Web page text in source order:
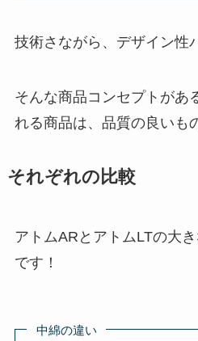
技術さながら、デザイン性
そんな商品コンセプトがあ
れる商品は、品質の良いも
それぞれの比較
アトムARとアトムLTの大
です！
中綿の違い